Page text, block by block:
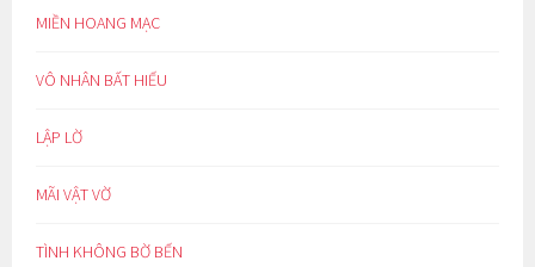
MIỀN HOANG MẠC
VÔ NHÂN BẤT HIẾU
LẬP LỜ
MÃI VẬT VỜ
TÌNH KHÔNG BỜ BẾN